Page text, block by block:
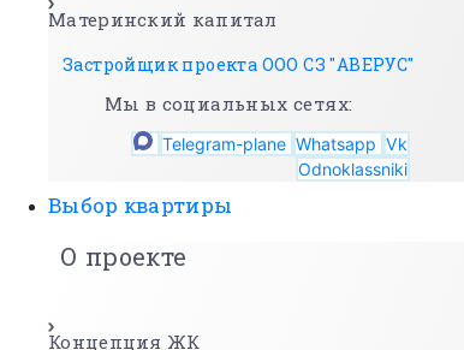
Материнский капитал
Застройщик проекта ООО СЗ "АВЕРУС"
Мы в социальных сетях:
Telegram-plane Whatsapp Vk
Odnoklassniki
Выбор квартиры
О проекте
Концепция ЖК